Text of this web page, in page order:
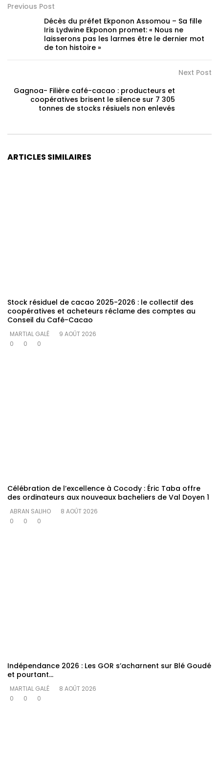
Previous Post
Décès du préfet Ekponon Assomou – Sa fille
Iris Lydwine Ekponon promet: « Nous ne
laisserons pas les larmes être le dernier mot
de ton histoire »
Next Post
Gagnoa- Filière café-cacao : producteurs et
coopératives brisent le silence sur 7 305
tonnes de stocks résiuels non enlevés
ARTICLES SIMILAIRES
Stock résiduel de cacao 2025-2026 : le collectif des
coopératives et acheteurs réclame des comptes au
Conseil du Café-Cacao
MARTIAL GALÉ
9 AOÛT 2026
0
0 0
Célébration de l’excellence à Cocody : Éric Taba offre
des ordinateurs aux nouveaux bacheliers de Val Doyen 1
ABRAN SALIHO
8 AOÛT 2026
0
0 0
Indépendance 2026 : Les GOR s’acharnent sur Blé Goudé
et pourtant…
MARTIAL GALÉ
8 AOÛT 2026
0
0 0